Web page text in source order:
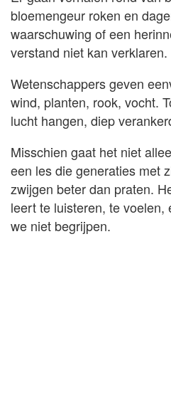
bloemengeur roken en
waarschuwing of een
verstand niet kan verklaren.
Wetenschappers geven
wind, planten, rook, vocht.
lucht hangen, diep
Misschien gaat het niet
een les die generaties met
zwijgen beter dan praten.
leert te luisteren, te voelen,
we niet begrijpen.